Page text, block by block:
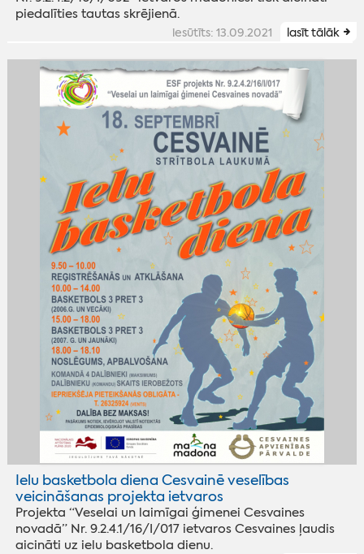
piedalīties tautas skrējienā.
iesūtīts: 13.09.2021 lasīt tālāk
Ielu basketbola diena Cesvainē veselības
veicināšanas projekta ietvaros
Projekta “Veselai un laimīgai ģimenei Cesvaines
novadā” Nr. 9.2.4.1/16/I/017 ietvaros Cesvaines ļaudis
aicināti uz ielu basketbola dienu.